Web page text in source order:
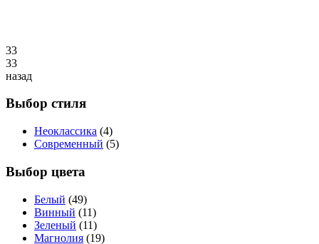
33
33
назад
Выбор стиля
Неоклассика (4)
Современный (5)
Выбор цвета
Белый (49)
Винный (11)
Зеленый (11)
Магнолия (19)